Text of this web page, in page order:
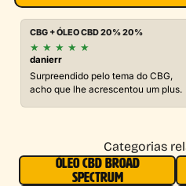
CBG + ÓLEO CBD 20% 20%
★ ★ ★ ★ ★
danierr
Surpreendido pelo tema do CBG,
acho que lhe acrescentou um plus.
Categorias
ÓLEO CBD BROAD
SPECTRUM